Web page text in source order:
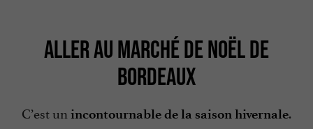
ALLER AU MARCHÉ DE NOËL DE
BORDEAUX
C’est un incontournable de la saison hivernale.